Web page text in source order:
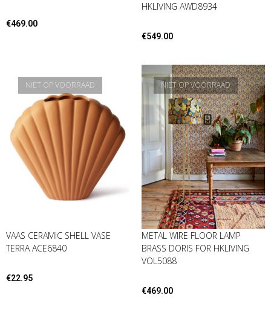
€469.00
HKLIVING AWD8934
€549.00
NIET OP VOORRAAD
VAAS CERAMIC SHELL VASE
TERRA ACE6840
€22.95
NIET OP VOORRAAD
METAL WIRE FLOOR LAMP
BRASS DORIS FOR HKLIVING
VOL5088
€469.00